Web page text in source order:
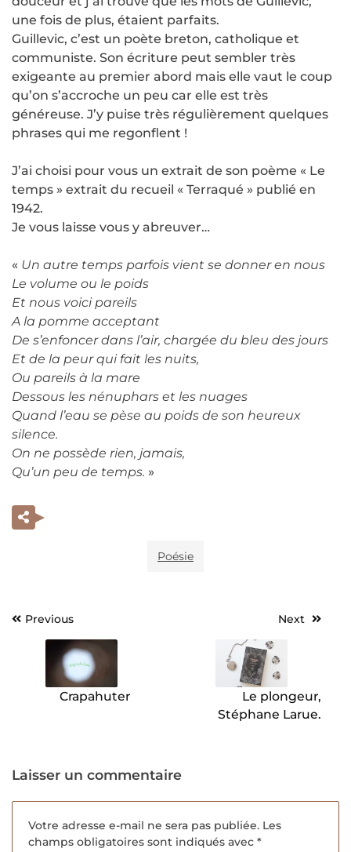
une fois de plus, étaient parfaits.
Guillevic, c’est un poète breton, catholique et
communiste. Son écriture peut sembler très
exigeante au premier abord mais elle vaut le coup
qu’on s’accroche un peu car elle est très
généreuse. J’y puise très régulièrement quelques
phrases qui me regonflent !
J’ai choisi pour vous un extrait de son poème « Le
temps » extrait du recueil « Terraqué » publié en
1942.
Je vous laisse vous y abreuver…
« Un autre temps parfois vient se donner en nous
Le volume ou le poids
Et nous voici pareils
A la pomme acceptant
De s’enfoncer dans l’air, chargée du bleu des jours
Et de la peur qui fait les nuits,
Ou pareils à la mare
Dessous les nénuphars et les nuages
Quand l’eau se pèse au poids de son heureux
silence.
On ne possède rien, jamais,
Qu’un peu de temps. »
Poésie
Navigation
l’article
Previous
Crapahuter
Next
Le plongeur,
Stéphane Larue.
Laisser un commentaire
Votre adresse e-mail ne sera pas publiée. Les
champs obligatoires sont indiqués avec *